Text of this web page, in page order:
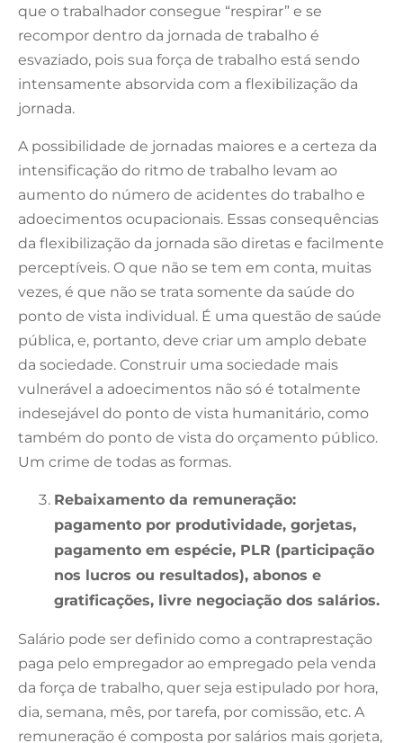
que o trabalhador consegue “respirar” e se
recompor dentro da jornada de trabalho é
esvaziado, pois sua força de trabalho está sendo
intensamente absorvida com a flexibilização da
jornada.
A possibilidade de jornadas maiores e a certeza da
intensificação do ritmo de trabalho levam ao
aumento do número de acidentes do trabalho e
adoecimentos ocupacionais. Essas consequências
da flexibilização da jornada são diretas e facilmente
perceptíveis. O que não se tem em conta, muitas
vezes, é que não se trata somente da saúde do
ponto de vista individual. É uma questão de saúde
pública, e, portanto, deve criar um amplo debate
da sociedade. Construir uma sociedade mais
vulnerável a adoecimentos não só é totalmente
indesejável do ponto de vista humanitário, como
também do ponto de vista do orçamento público.
Um crime de todas as formas.
Rebaixamento da remuneração:
pagamento por produtividade, gorjetas,
pagamento em espécie, PLR (participação
nos lucros ou resultados), abonos e
gratificações, livre negociação dos salários.
Salário pode ser definido como a contraprestação
paga pelo empregador ao empregado pela venda
da força de trabalho, quer seja estipulado por hora,
dia, semana, mês, por tarefa, por comissão, etc. A
remuneração é composta por salários mais gorjeta,